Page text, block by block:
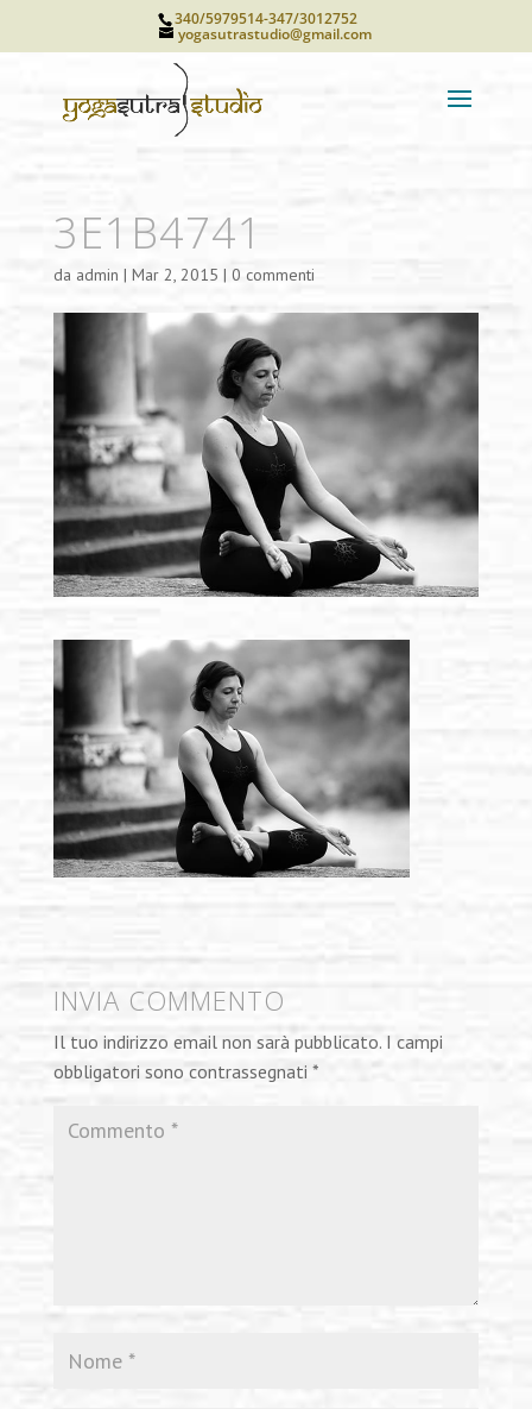
340/5979514-347/3012752
yogasutrastudio@gmail.com
3E1B4741
da admin | Mar 2, 2015 | 0 commenti
INVIA COMMENTO
Il tuo indirizzo email non sarà pubblicato. I campi
obbligatori sono contrassegnati *